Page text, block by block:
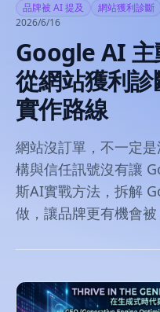
品牌被 AI 提及
網站獲利診斷
2026/6/16
Google AI 主
從網站獲利
實作路線
網站沒訂單，不一定
構與信任訊號沒有讓
斯AI實戰方法，拆解
做，讓品牌更有機會被